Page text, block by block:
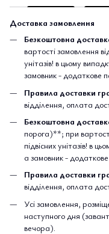
Доставка замовлення
Безкоштовна
вартості замовлення
унітазів! в цьому
замовник - додаткове
Правила доставки
відділення, оплата
Безкоштовна
порога)**; при
підвісних унітазів! в
а замовник -
Правила доставки
відділення, оплата
Усі замовлення,
наступного дня
вечора).